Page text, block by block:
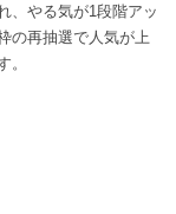
、やる気が1段階アッ
の再抽選で人気が上
。